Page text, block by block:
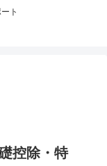
ト
控除・特